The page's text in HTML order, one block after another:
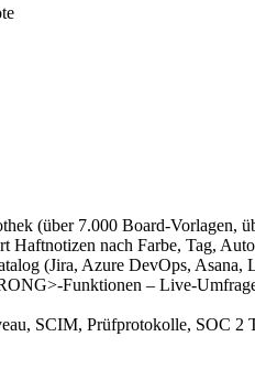
(über 7.000 Board-Vorlagen,
Haftnotizen nach Farbe, Tag,
(Jira, Azure DevOps,
Funktionen – Live-
SCIM, Prüfprotokolle, SOC